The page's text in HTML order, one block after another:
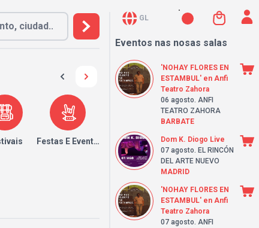
Festas E Eventos
GL
Eventos nas nosas salas
'NOHAY FLORES EN
ESTAMBUL' en Anfi
Teatro Zahora
06 agosto. ANFI
TEATRO ZAHORA
BARBATE
Dom K. Diogo Live
07 agosto. EL RINCÓN
DEL ARTE NUEVO
MADRID
'NOHAY FLORES EN
ESTAMBUL' en Anfi
Teatro Zahora
07 agosto. ANFI